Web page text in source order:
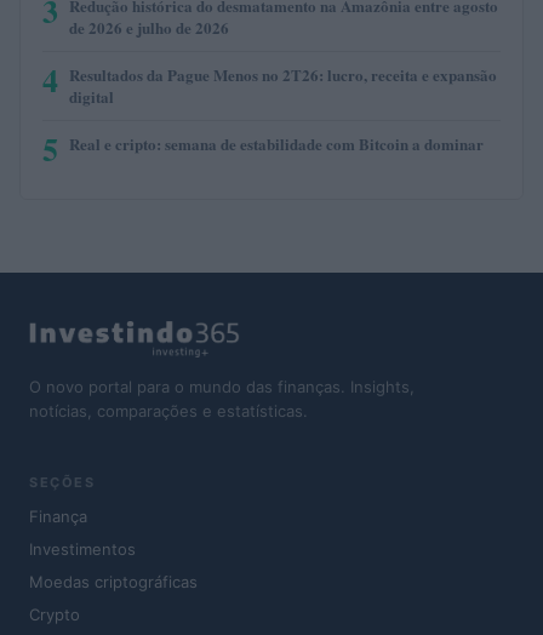
3 Redução histórica do desmatamento na Amazônia entre agosto
de 2026 e julho de 2026
4 Resultados da Pague Menos no 2T26: lucro, receita e expansão
digital
5 Real e cripto: semana de estabilidade com Bitcoin a dominar
O novo portal para o mundo das finanças. Insights,
notícias, comparações e estatísticas.
SEÇÕES
Finança
Investimentos
Moedas criptográficas
Crypto